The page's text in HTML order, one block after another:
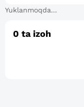
Yuklanmoqda...
0 ta izoh